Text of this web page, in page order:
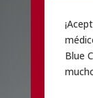
Blue